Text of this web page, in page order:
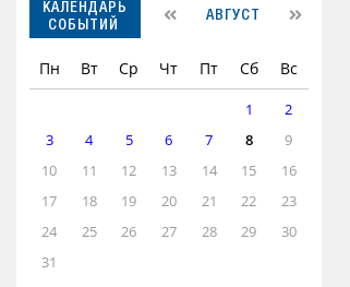
КАЛЕНДАРЬ
СОБЫТИЙ
АВГУСТ
Пн Вт Ср Чт Пт Сб Вс
1
2
3
4 5 6 7 8
9
10
11 12 13 14 15
16
17
18 19 20 21 22
23
24
25 26 27 28 29
30
31